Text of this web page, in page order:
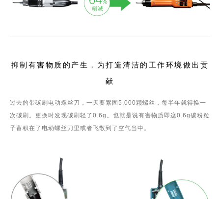
抑制有害物质的产生，为打造清洁的工作环境做出贡
献
过去的带碳刷电动螺丝刀，一天要紧固5,000颗螺丝，每半年就得换一
次碳刷。更换时发现碳刷轻了0.6g。也就是说有害物质即这0.6g碳粉粒
子蓄积在了电动螺丝刀里或者飞散到了空气当中。